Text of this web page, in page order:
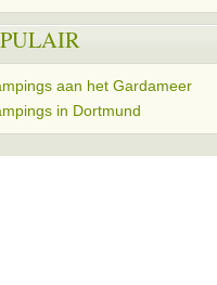
aan het Gardameer
in Dortmund